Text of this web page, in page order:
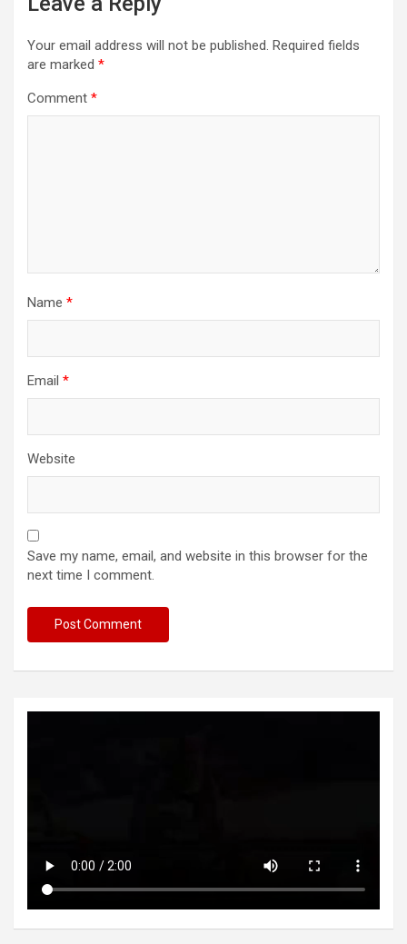
Your email address will not be published. Required fields
are marked *
Comment *
Name *
Email *
Website
Save my name, email, and website in this browser for the
next time I comment.